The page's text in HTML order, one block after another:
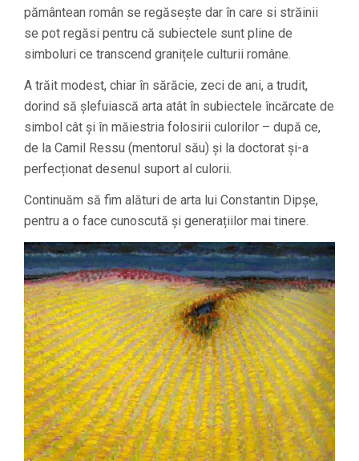
pământean român se regăsește dar în care si străinii
se pot regăsi pentru că subiectele sunt pline de
simboluri ce transcend granițele culturii române.
A trăit modest, chiar în sărăcie, zeci de ani, a trudit,
dorind să șlefuiască arta atât în subiectele încărcate de
simbol cât și în măiestria folosirii culorilor – după ce,
de la Camil Ressu (mentorul său) și la doctorat și-a
perfecționat desenul suport al culorii.
Continuăm să fim alături de arta lui Constantin Dipșe,
pentru a o face cunoscută și generațiilor mai tinere.